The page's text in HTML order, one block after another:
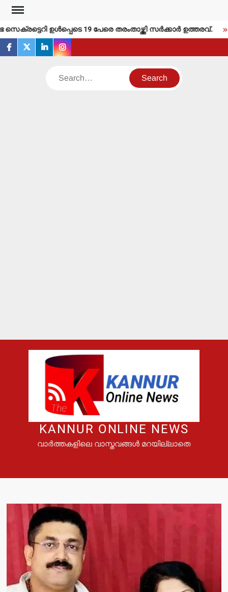
Skip
content
ഉള്‍പ്പെടെ 19 പേരെ തരംതാഴ്ത്തി സര്‍ക്കാര്‍ ഉത്തരവ്.
facebook
twitterlinkedininstagram
Search
KANNUR ONLINE NEWS
വാർത്തകളിലെ വാസ്തവങ്ങൾ മറയില്ലാതെ